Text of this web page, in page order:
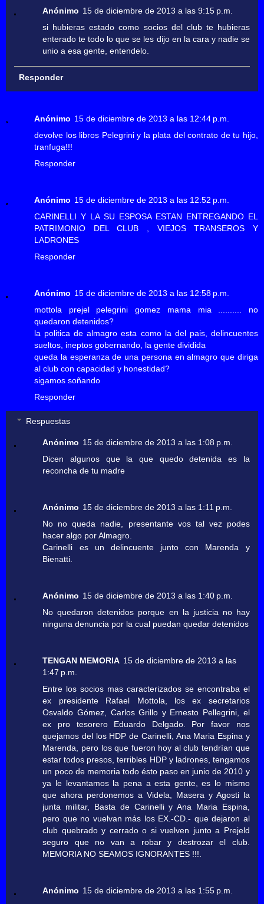
Anónimo 15 de diciembre de 2013 a las 9:15 p.m.
si hubieras estado como socios del club te hubieras
enterado te todo lo que se les dijo en la cara y nadie se
unio a esa gente, entendelo.
Responder
Anónimo 15 de diciembre de 2013 a las 12:44 p.m.
devolve los libros Pelegrini y la plata del contrato de tu hijo,
tranfuga!!!
Responder
Anónimo 15 de diciembre de 2013 a las 12:52 p.m.
CARINELLI Y LA SU ESPOSA ESTAN ENTREGANDO EL
PATRIMONIO DEL CLUB , VIEJOS TRANSEROS Y
LADRONES
Responder
Anónimo 15 de diciembre de 2013 a las 12:58 p.m.
mottola prejel pelegrini gomez mama mia .......... no
quedaron detenidos?
la politica de almagro esta como la del pais, delincuentes
sueltos, ineptos gobernando, la gente dividida
queda la esperanza de una persona en almagro que diriga
al club con capacidad y honestidad?
sigamos soñando
Responder
Respuestas
Anónimo 15 de diciembre de 2013 a las 1:08 p.m.
Dicen algunos que la que quedo detenida es la
reconcha de tu madre
Anónimo 15 de diciembre de 2013 a las 1:11 p.m.
No no queda nadie, presentante vos tal vez podes
hacer algo por Almagro.
Carinelli es un delincuente junto con Marenda y
Bienatti.
Anónimo 15 de diciembre de 2013 a las 1:40 p.m.
No quedaron detenidos porque en la justicia no hay
ninguna denuncia por la cual puedan quedar detenidos
TENGAN MEMORIA 15 de diciembre de 2013 a las
1:47 p.m.
Entre los socios mas caracterizados se encontraba el
ex presidente Rafael Mottola, los ex secretarios
Osvaldo Gómez, Carlos Grillo y Ernesto Pellegrini, el
ex pro tesorero Eduardo Delgado. Por favor nos
quejamos del los HDP de Carinelli, Ana Maria Espina y
Marenda, pero los que fueron hoy al club tendrían que
estar todos presos, terribles HDP y ladrones, tengamos
un poco de memoria todo ésto paso en junio de 2010 y
ya le levantamos la pena a esta gente, es lo mismo
que ahora perdonemos a Videla, Masera y Agosti la
junta militar, Basta de Carinelli y Ana Maria Espina,
pero que no vuelvan más los EX.-CD.- que dejaron al
club quebrado y cerrado o si vuelven junto a Prejeld
seguro que no van a robar y destrozar el club.
MEMORIA NO SEAMOS IGNORANTES !!!.
Anónimo 15 de diciembre de 2013 a las 1:55 p.m.